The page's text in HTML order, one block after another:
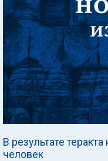
В результате
человек